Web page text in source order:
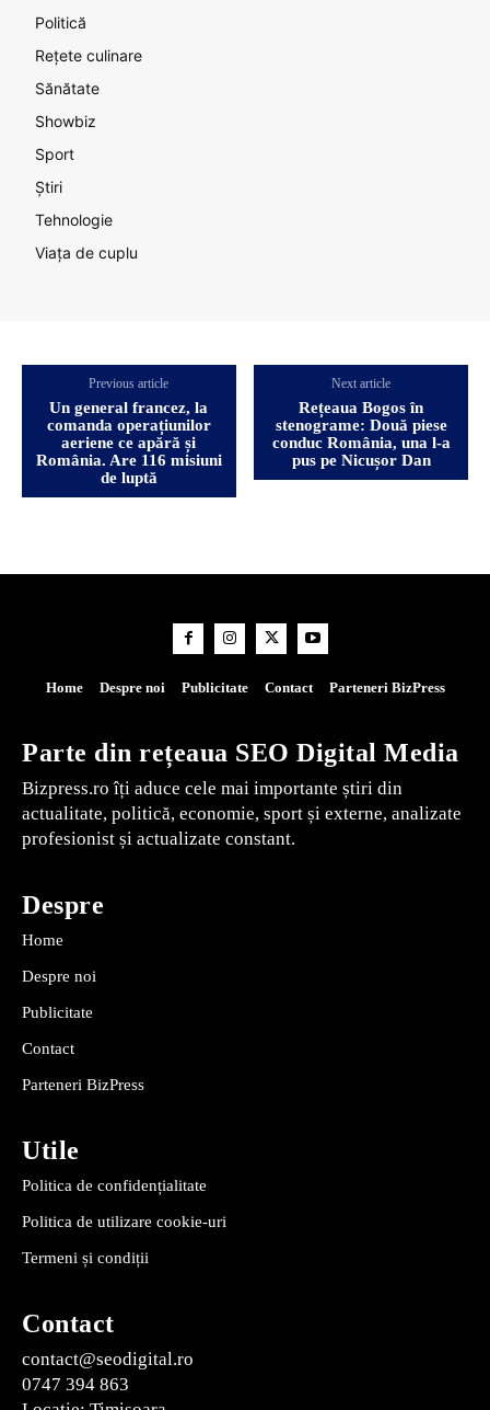
Politică
Rețete culinare
Sănătate
Showbiz
Sport
Știri
Tehnologie
Viața de cuplu
Previous article
Un general francez, la
comanda operațiunilor
aeriene ce apără și
România. Are 116 misiuni
de luptă
Next article
Rețeaua Bogos în
stenograme: Două piese
conduc România, una l-a
pus pe Nicușor Dan
Home Despre noi Publicitate Contact Parteneri BizPress
Parte din rețeaua SEO Digital Media
Bizpress.ro îți aduce cele mai importante știri din
actualitate, politică, economie, sport și externe, analizate
profesionist și actualizate constant.
Despre
Home
Despre noi
Publicitate
Contact
Parteneri BizPress
Utile
Politica de confidențialitate
Politica de utilizare cookie-uri
Termeni și condiții
Contact
contact@seodigital.ro
0747 394 863